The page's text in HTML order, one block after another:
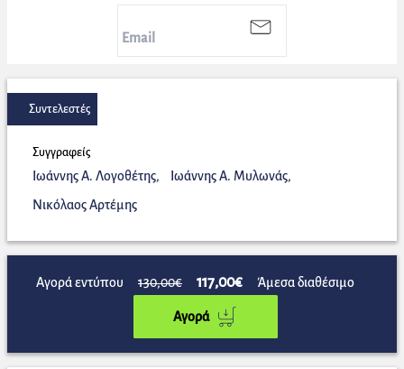
Συντελεστές
Συγγραφείς
Ιωάννης Α. Λογοθέτης, Ιωάννης Α. Μυλωνάς,
Νικόλαος Αρτέμης
Αγορά εντύπου 130,00€ 117,00€ Άμεσα διαθέσιμο
Αγορά